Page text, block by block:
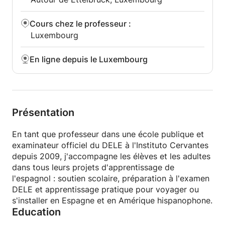
espagnol: tourisme/restauration, droit etc.)
● Cours de prononciation/ phonétique espagnole/
conversation (exercices indiqués par l' Institut
Cervantes). Pendant mon Master j' au eu une
spécialisation sur la phonétique espagnole pour des
étrangers. L' élève peut avoir un niveau de
production orale très correcte même s' il est
orale et écrite.
● Cours de civilization espagnole.
sur skype.
Les cours sur skype sont très flexibles et aussi
efficaces que les cours présentiels! (100% de
réussite à tous les diplomes DELE de l' institut
Cervantes et à tous les examens universitaires!)
■ Matériel d' apprentissage COMPLET fourni à tous
mes élèves selon leur niveau personnel/ âge/intérêts
(Manuel de préparation de DELE, livre de
Cours chez le professeur :
Luxembourg
En ligne depuis le Luxembourg
Présentation
En tant que professeur dans une école publique et
examinateur officiel du DELE à l'Instituto Cervantes
depuis 2009, j'accompagne les élèves et les adultes
dans tous leurs projets d'apprentissage de
l'espagnol : soutien scolaire, préparation à l'examen
DELE et apprentissage pratique pour voyager ou
s'installer en Espagne et en Amérique hispanophone.
Education